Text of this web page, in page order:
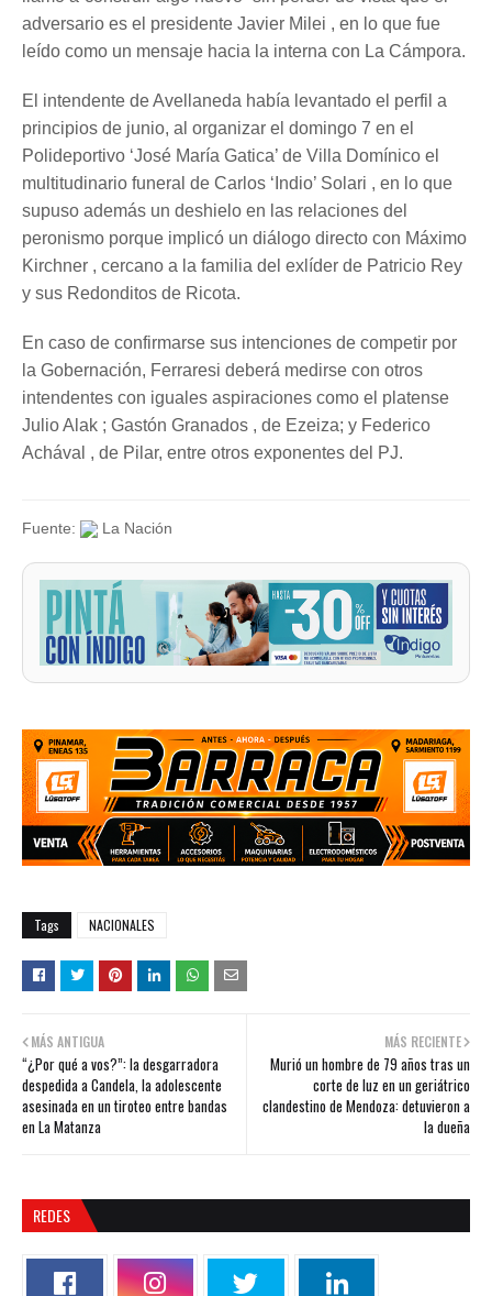
adversario es el presidente Javier Milei , en lo que fue
leído como un mensaje hacia la interna con La Cámpora.
El intendente de Avellaneda había levantado el perfil a
principios de junio, al organizar el domingo 7 en el
Polideportivo ‘José María Gatica’ de Villa Domínico el
multitudinario funeral de Carlos ‘Indio’ Solari , en lo que
supuso además un deshielo en las relaciones del
peronismo porque implicó un diálogo directo con Máximo
Kirchner , cercano a la familia del exlíder de Patricio Rey
y sus Redonditos de Ricota.
En caso de confirmarse sus intenciones de competir por
la Gobernación, Ferraresi deberá medirse con otros
intendentes con iguales aspiraciones como el platense
Julio Alak ; Gastón Granados , de Ezeiza; y Federico
Achával , de Pilar, entre otros exponentes del PJ.
Fuente: La Nación
Tags NACIONALES
MÁS RECIENTE
Murió un hombre de 79 años tras un
corte de luz en un geriátrico
clandestino de Mendoza: detuvieron a
la dueña
MÁS ANTIGUA
“¿Por qué a vos?”: la desgarradora
despedida a Candela, la adolescente
asesinada en un tiroteo entre bandas
en La Matanza
REDES